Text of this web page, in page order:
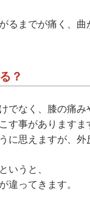
るまでが痛く、曲
？
でなく、膝の痛
す事がありますま
に思えますが、外
いうと、
違ってきます。